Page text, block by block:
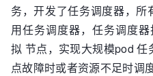
务，开发了任务调度器，
用任务调度器，任务调度
拟 节点，实现大规模pod
点故障时或者资源不足时调